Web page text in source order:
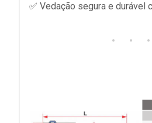
✅ Vedação segura e durável